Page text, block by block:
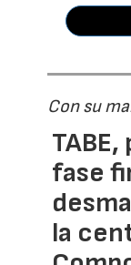
Con su
fase
la